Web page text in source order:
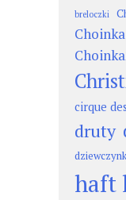
breloczki
cirque
druty
haft